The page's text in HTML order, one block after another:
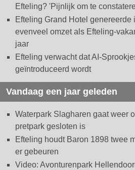
Efteling? 'Pijnlijk om te
Efteling Grand Hotel genereerde
evenveel omzet als Efteling-
jaar
Efteling verwacht dat AI-
geïntroduceerd wordt
Vandaag een jaar geleden
Waterpark Slagharen gaat weer
pretpark gesloten is
Efteling houdt Baron 1898 twee
er gebeuren
Video: Avonturenpark